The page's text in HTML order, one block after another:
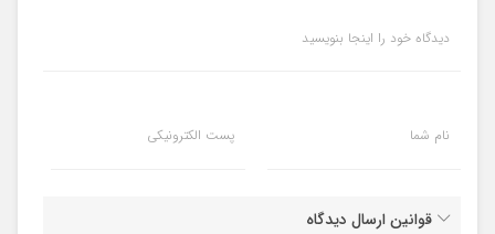
دیدگاه خود را اینجا بنویسید
نام شما پست الکترونیکی
قوانین ارسال دیدگاه